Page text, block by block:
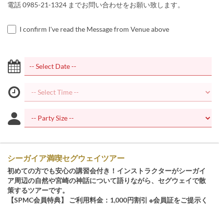
電話 0985-21-1324 までお問い合わせをお願い致します。
I confirm I've read the Message from Venue above
シーガイア満喫セグウェイツアー
初めての方でも安心の講習会付き！インストラクターがシーガイ
ア周辺の自然や宮崎の神話について語りながら、セグウェイで散
策するツアーです。
【SPMC会員特典】 ご利用料金：1,000円割引 ※会員証をご提示く